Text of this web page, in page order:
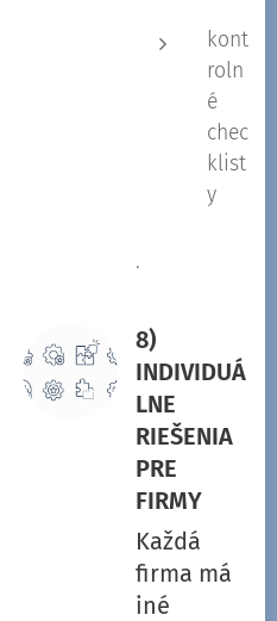
kont
roln
é
chec
klist
y
.
8)
INDIVIDUÁ
LNE
RIEŠENIA
PRE
FIRMY
Každá
firma má
iné